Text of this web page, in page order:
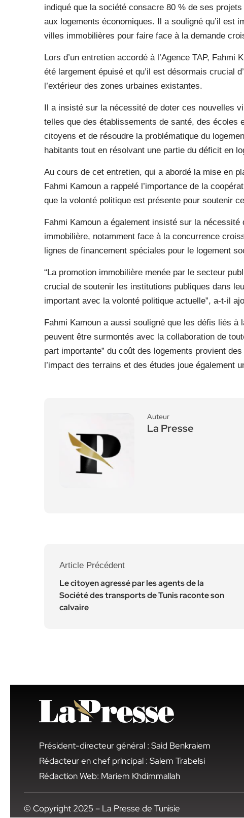
indiqué que la société consacre 80 % de ses
aux logements économiques. Il a souligné qu’il est
villes immobilières pour faire face à la demande
Lors d’un entretien accordé à l’Agence TAP,
été largement épuisé et qu’il est désormais crucial
l’extérieur des zones urbaines existantes.
Il a insisté sur la nécessité de doter ces nouvelles
telles que des établissements de santé, des écoles
citoyens et de résoudre la problématique du
habitants tout en résolvant une partie du déficit en
Au cours de cet entretien, qui a abordé la mise en
Fahmi Kamoun a rappelé l’importance de la
que la volonté politique est présente pour soutenir
Fahmi Kamoun a également insisté sur la
immobilière, notamment face à la concurrence
lignes de financement spéciales pour le logement
“La promotion immobilière menée par le secteur
crucial de soutenir les institutions publiques dans
important avec la volonté politique actuelle”, a-t-il
Fahmi Kamoun a aussi souligné que les défis liés
peuvent être surmontés avec la collaboration de
part importante” du coût des logements provient
l’impact des terrains et des études joue également
Auteur
La Presse
Article Précédent
Le citoyen agressé par les agents de la
Société des transports de Tunis raconte son
calvaire
Président-directeur général : Said Benkraiem
Rédacteur en chef principal : Salem Trabelsi
Rédaction Web: Mariem Khdimmallah
© Copyright 2025 – La Presse de Tunisie